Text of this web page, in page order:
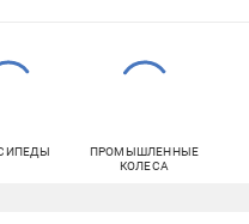
ПРОМЫШЛЕННЫЕ
КОЛЕСА